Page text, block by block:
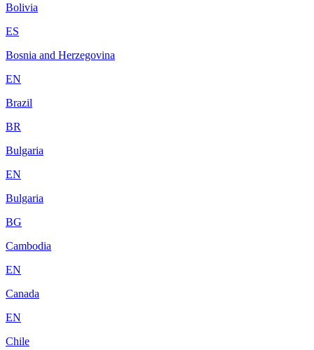
Bolivia
ES
Bosnia and Herzegovina
EN
Brazil
BR
Bulgaria
EN
Bulgaria
BG
Cambodia
EN
Canada
EN
Chile